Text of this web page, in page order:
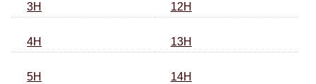
3H 12H
4H 13H
5H 14H